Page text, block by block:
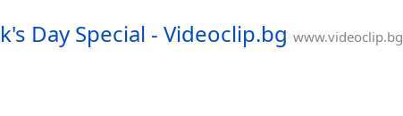
Day Special - Videoclip.bg www.videoclip.bg